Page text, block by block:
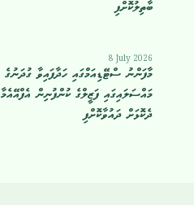
ބާތިލުކޮށްފި
8 July 2026
މާފަންނު ސްޓޭޑިއަމްގައި ހަދާފައިވާ ގުދަނުގެ
މައްސަލައިގައި ފަޒީލްގެ ކުންފުނިން އެފްއޭއެމާ
ދެކޮޅަށް ދައުވާކޮށްފި